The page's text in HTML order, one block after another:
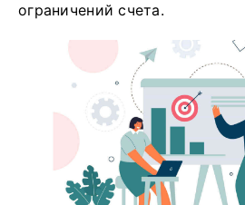
ограничений счета.